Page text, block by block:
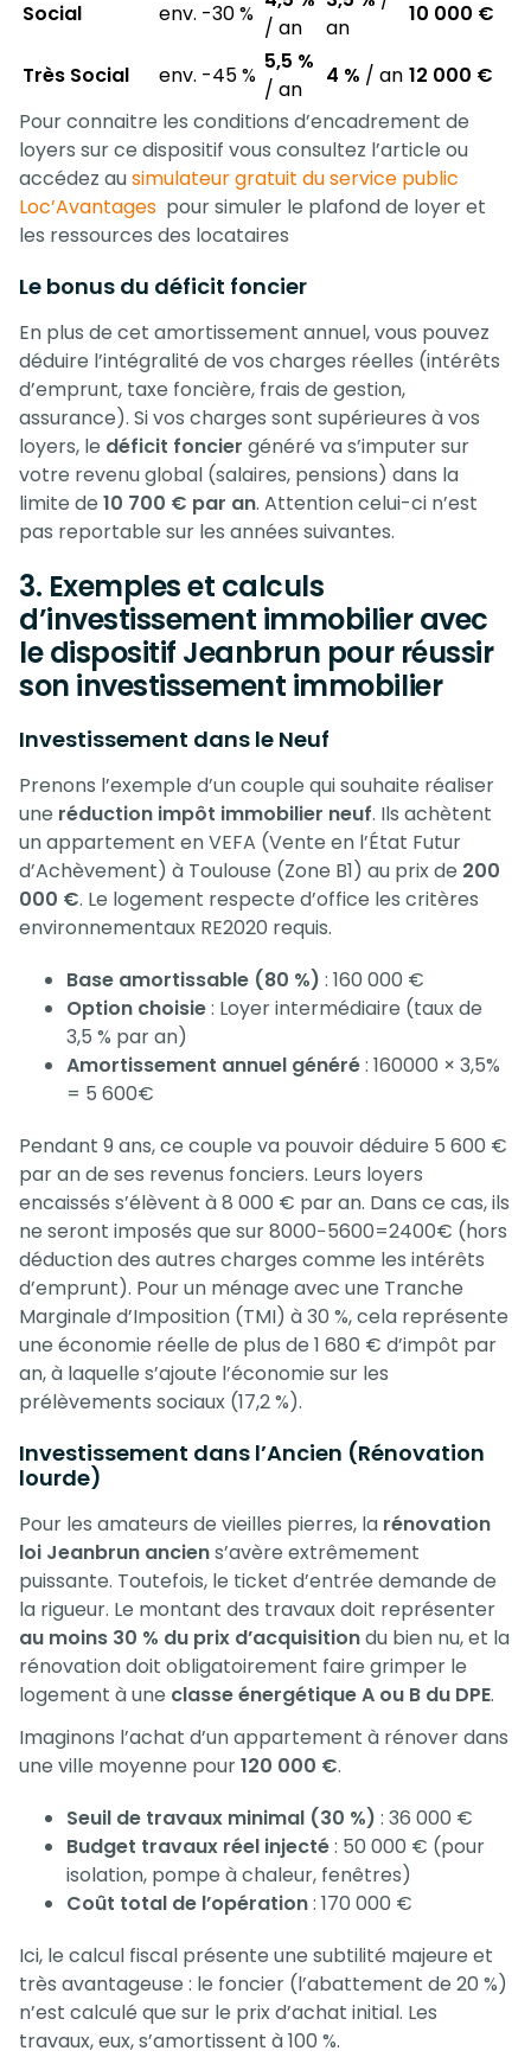
Social env. -30 %
/ an
an
10 000 €
Très Social env. -45 %
5,5 %
/ an
4 % / an 12 000 €
Pour connaitre les conditions d’encadrement de
loyers sur ce dispositif vous consultez l’article ou
accédez ausimulateur gratuit du service public
Loc’Avantages pour simuler le plafond de loyer et
les ressources des locataires
Le bonus du déficit foncier
En plus de cet amortissement annuel, vous pouvez
déduire l’intégralité de vos charges réelles (intérêts
d’emprunt, taxe foncière, frais de gestion,
assurance). Si vos charges sont supérieures à vos
loyers, le déficit foncier généré va s’imputer sur
votre revenu global (salaires, pensions) dans la
limite de 10 700 € par an. Attention celui-ci n’est
pas reportable sur les années suivantes.
3. Exemples et calculs
d’investissement immobilier avec
le dispositif Jeanbrun pour réussir
son investissement immobilier
Investissement dans le Neuf
Prenons l’exemple d’un couple qui souhaite réaliser
une réduction impôt immobilier neuf. Ils achètent
un appartement en VEFA (Vente en l’État Futur
d’Achèvement) à Toulouse (Zone B1) au prix de 200
000 €. Le logement respecte d’office les critères
environnementaux RE2020 requis.
Base amortissable (80 %) : 160 000 €
Option choisie: Loyer intermédiaire (taux de
3,5 % par an)
Amortissement annuel généré: 160000 × 3,5%
= 5 600€
Pendant 9 ans, ce couple va pouvoir déduire 5 600 €
par an de ses revenus fonciers. Leurs loyers
encaissés s’élèvent à 8 000 € par an. Dans ce cas, ils
ne seront imposés que sur 8000−5600=2400€ (hors
déduction des autres charges comme les intérêts
d’emprunt). Pour un ménage avec une Tranche
Marginale d’Imposition (TMI) à 30 %, cela représente
une économie réelle de plus de 1 680 € d’impôt par
an, à laquelle s’ajoute l’économie sur les
prélèvements sociaux (17,2 %).
Investissement dans l’Ancien (Rénovation
lourde)
Pour les amateurs de vieilles pierres, la rénovation
loi Jeanbrun anciens’avère extrêmement
puissante. Toutefois, le ticket d’entrée demande de
la rigueur. Le montant des travaux doit représenter
au moins 30 % du prix d’acquisitiondu bien nu, et la
rénovation doit obligatoirement faire grimper le
logement à une classe énergétique A ou B du DPE.
Imaginons l’achat d’un appartement à rénover dans
une ville moyenne pour120 000 €.
Seuil de travaux minimal (30 %) : 36 000 €
Budget travaux réel injecté: 50 000 € (pour
isolation, pompe à chaleur, fenêtres)
Coût total de l’opération: 170 000 €
Ici, le calcul fiscal présente une subtilité majeure et
très avantageuse : le foncier (l’abattement de 20 %)
n’est calculé que sur le prix d’achat initial. Les
travaux, eux, s’amortissent à 100 %.